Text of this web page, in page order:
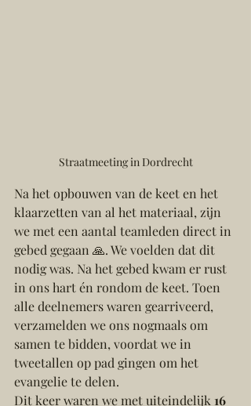
Straatmeeting in Dordrecht
Na het opbouwen van de keet en het
klaarzetten van al het materiaal, zijn
we met een aantal teamleden direct in
gebed gegaan 🙏. We voelden dat dit
nodig was. Na het gebed kwam er rust
in ons hart én rondom de keet. Toen
alle deelnemers waren gearriveerd,
verzamelden we ons nogmaals om
samen te bidden, voordat we in
tweetallen op pad gingen om het
evangelie te delen.
Dit keer waren we met uiteindelijk 16